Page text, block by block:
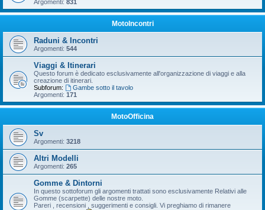
Argomenti: 831
MotoIncontri
Raduni & Incontri
Argomenti: 544
Viaggi & Itinerari
Questo forum è dedicato esclusivamente all'organizzazione di viaggi e alla
creazione di itinerari.
Subforum:
Gambe sotto il tavolo
Argomenti: 171
MotoOfficina
Sv
Argomenti: 3218
Altri Modelli
Argomenti: 265
Gomme & Dintorni
In questo sottoforum gli argomenti trattati sono esclusivamente Relativi alle
Gomme (scarpette) delle nostre moto.
Pareri , recensioni , suggerimenti e consigli. Vi preghiamo di rimanere